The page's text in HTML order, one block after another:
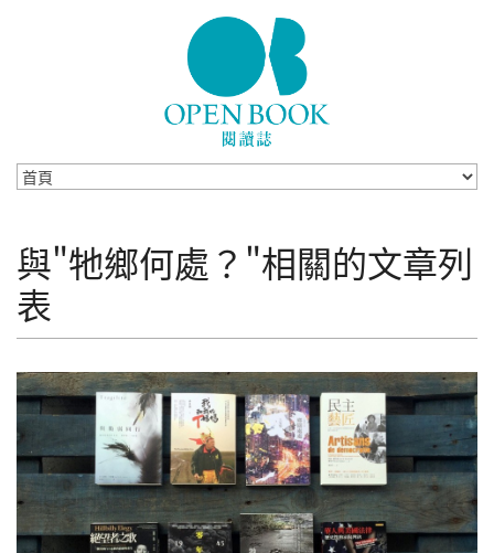
與"牠鄉何處？"相關的文章列
表